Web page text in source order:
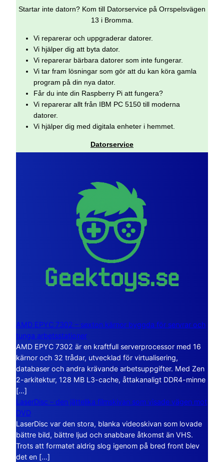
Startar inte datorn? Kom till Datorservice på Orrspelsvägen
13 i Bromma.
Vi reparerar och uppgraderar datorer.
Vi hjälper dig att byta dator.
Vi reparerar bärbara datorer som inte fungerar.
Vi tar fram lösningar som gör att du kan köra gamla
program på din nya dator.
Får du inte din Raspberry Pi att fungera?
Vi reparerar allt från IBM PC 5150 till moderna
datorer.
Vi hjälper dig med digitala enheter i hemmet.
Datorservice
AMD EPYC 7302 – sexton kärnor byggda för servrar och
tunga arbetsstationer
AMD EPYC 7302 är en kraftfull serverprocessor med 16
kärnor och 32 trådar, utvecklad för virtualisering,
databaser och andra krävande arbetsuppgifter. Med Zen
2-arkitektur, 128 MB L3-cache, åttakanaligt DDR4-minne
[…]
LaserDisc – den jättelika filmskivan som visade vägen mot
DVD
LaserDisc var den stora, blanka videoskivan som lovade
bättre bild, bättre ljud och snabbare åtkomst än VHS.
Trots att formatet aldrig slog igenom på bred front blev
det en […]